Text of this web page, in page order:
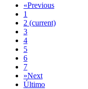
«Previous
1
2 (current)
3
4
5
6
7
»Next
Último